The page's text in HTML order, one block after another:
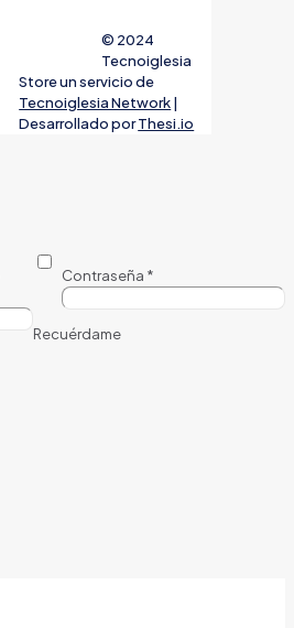
© 2024
Tecnoiglesia
Store un servicio de
Tecnoiglesia Network|
Desarrollado porThesi.io
Contraseña *
Recuérdame